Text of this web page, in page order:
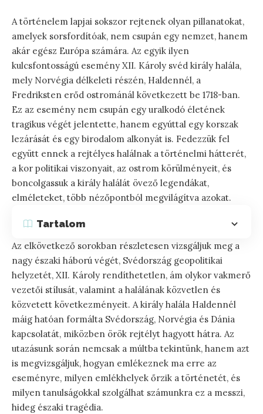
A történelem lapjai sokszor rejtenek olyan pillanatokat,
amelyek sorsfordítóak, nem csupán egy nemzet, hanem
akár egész Európa számára. Az egyik ilyen
kulcsfontosságú esemény XII. Károly svéd király halála,
mely Norvégia délkeleti részén, Haldennél, a
Fredriksten erőd ostrománál következett be 1718-ban.
Ez az esemény nem csupán egy uralkodó életének
tragikus végét jelentette, hanem egyúttal egy korszak
lezárását és egy birodalom alkonyát is. Fedezzük fel
együtt ennek a rejtélyes halálnak a történelmi hátterét,
a kor politikai viszonyait, az ostrom körülményeit, és
boncolgassuk a király halálát övező legendákat,
elméleteket, több nézőpontból megvilágítva azokat.
Tartalom
Az elkövetkező sorokban részletesen vizsgáljuk meg a
nagy északi háború végét, Svédország geopolitikai
helyzetét, XII. Károly rendíthetetlen, ám olykor vakmerő
vezetői stílusát, valamint a halálának közvetlen és
közvetett következményeit. A király halála Haldennél
máig hatóan formálta Svédország, Norvégia és Dánia
kapcsolatát, miközben örök rejtélyt hagyott hátra. Az
utazásunk során nemcsak a múltba tekintünk, hanem azt
is megvizsgáljuk, hogyan emlékeznek ma erre az
eseményre, milyen emlékhelyek őrzik a történetét, és
milyen tanulságokkal szolgálhat számunkra ez a messzi,
hideg északi tragédia.